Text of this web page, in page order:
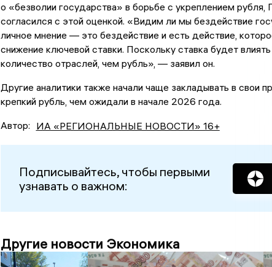
о «безволии государства» в борьбе с укреплением рубля,
согласился с этой оценкой. «Видим ли мы бездействие
личное мнение — это бездействие и есть действие,
снижение ключевой ставки. Поскольку ставка будет
количество отраслей, чем рубль», — заявил он.
Другие аналитики также начали чаще закладывать в свои
крепкий рубль, чем ожидали в начале 2026 года.
Автор: ИА «РЕГИОНАЛЬНЫЕ НОВОСТИ» 16+
Подписывайтесь, чтобы первыми
узнавать о важном:
Другие новости Экономика